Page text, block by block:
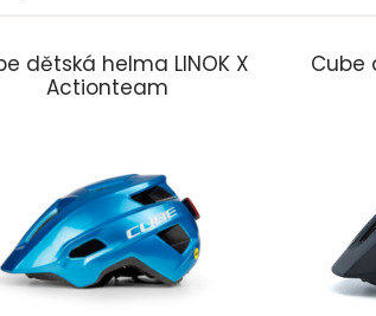
dětská helma LINOK X
Actionteam
Cube